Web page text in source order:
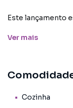
Este lançamento
acesso à Avenida
academias,
ao ar livre e
Ver mais
Cozinha